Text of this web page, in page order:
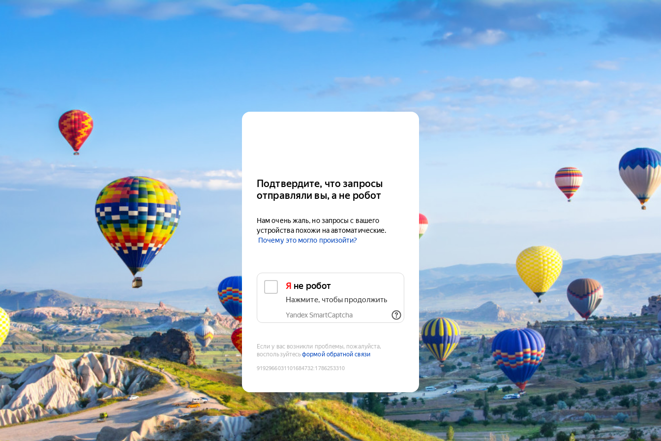
Подтвердите, что запросы
отправляли вы, а не робот
Нам очень жаль, но запросы с вашего
устройства похожи на автоматические.
Почему это могло произойти?
Я не робот
Нажмите, чтобы продолжить
Yandex SmartCaptcha
Если у вас возникли проблемы, пожалуйста,
воспользуйтесьформой обратной связи
9192966031101684732:1786253310